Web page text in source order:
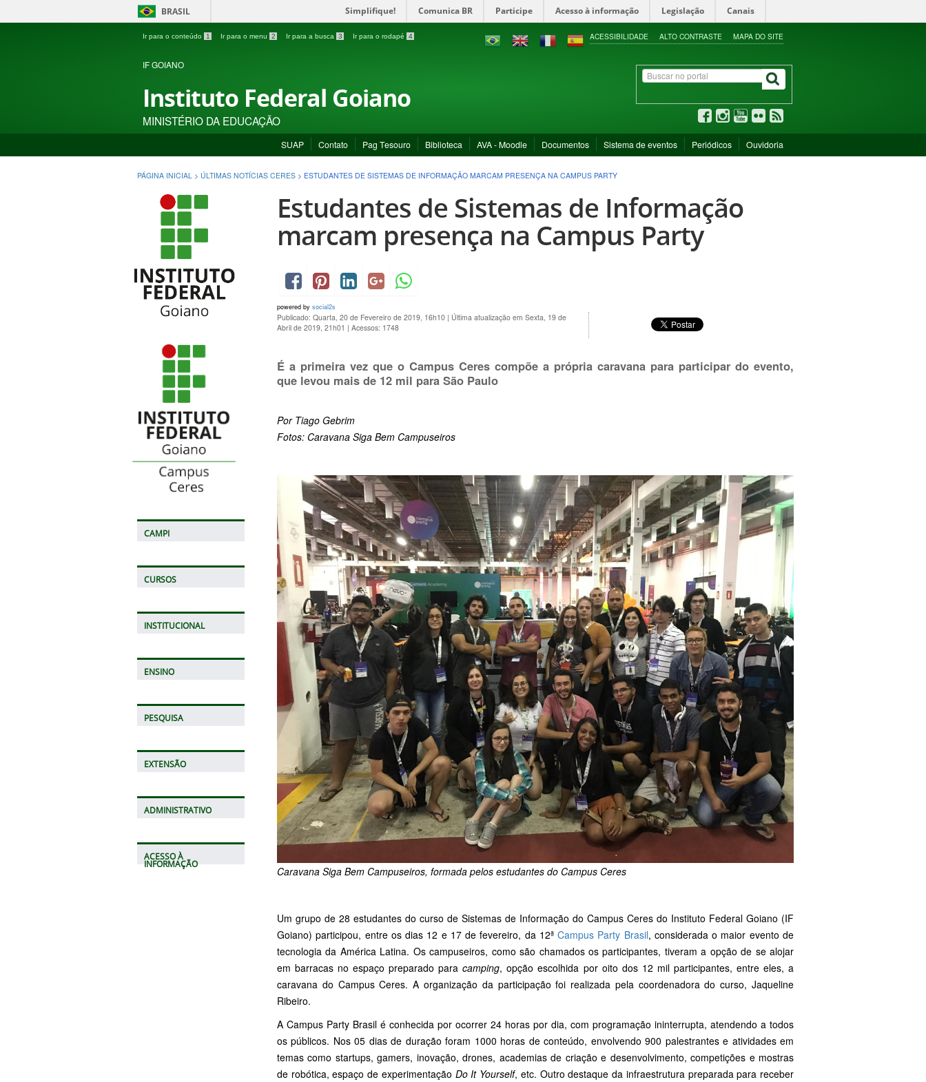
BRASIL Simplifique! Comunica BR Participe Acesso à informação Legislação Canais
Ir para o conteúdo 1 Ir para o menu 2 Ir para a busca 3 Ir para o rodapé 4 ACESSIBILIDADE ALTO CONTRASTE MAPA DO SITE
IF GOIANO
Instituto Federal Goiano
MINISTÉRIO DA EDUCAÇÃO
SUAP Contato Pag Tesouro Biblioteca AVA - Moodle Documentos Sistema de eventos Periódicos Ouvidoria
PÁGINA INICIAL > ÚLTIMAS NOTÍCIAS CERES > ESTUDANTES DE SISTEMAS DE INFORMAÇÃO MARCAM PRESENÇA NA CAMPUS PARTY
CAMPI
CURSOS
INSTITUCIONAL
ENSINO
PESQUISA
EXTENSÃO
ADMINISTRATIVO
ACESSO À
INFORMAÇÃO
Estudantes de Sistemas de Informação
marcam presença na Campus Party
powered by social2s
Publicado: Quarta, 20 de Fevereiro de 2019, 16h10 | Última atualização em Sexta, 19 de
Abril de 2019, 21h01 | Acessos: 1748
É a primeira vez que o Campus Ceres compõe a própria caravana para participar do evento,
que levou mais de 12 mil para São Paulo
Por Tiago Gebrim
Fotos: Caravana Siga Bem Campuseiros
Caravana Siga Bem Campuseiros, formada pelos estudantes do Campus Ceres
Um grupo de 28 estudantes do curso de Sistemas de Informação do Campus Ceres do Instituto Federal Goiano (IF
Goiano) participou, entre os dias 12 e 17 de fevereiro, da 12ªCampus Party Brasil, considerada o maior evento de
tecnologia da América Latina. Os campuseiros, como são chamados os participantes, tiveram a opção de se alojar
em barracas no espaço preparado paracamping, opção escolhida por oito dos 12 mil participantes, entre eles, a
caravana do Campus Ceres. A organização da participação foi realizada pela coordenadora do curso, Jaqueline
Ribeiro.
A Campus Party Brasil é conhecida por ocorrer 24 horas por dia, com programação ininterrupta, atendendo a todos
os públicos. Nos 05 dias de duração foram 1000 horas de conteúdo, envolvendo 900 palestrantes e atividades em
temas como startups, gamers, inovação, drones, academias de criação e desenvolvimento, competições e mostras
de robótica, espaço de experimentação Do It Yourself, etc. Outro destaque da infraestrutura preparada para receber